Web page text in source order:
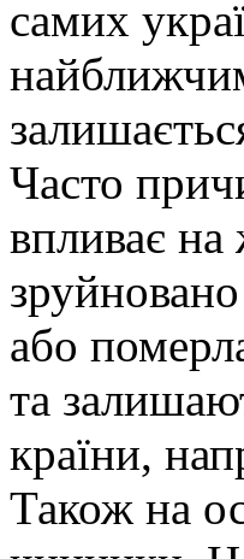
самих
Часто
впливає
або
та
країни,
Також на